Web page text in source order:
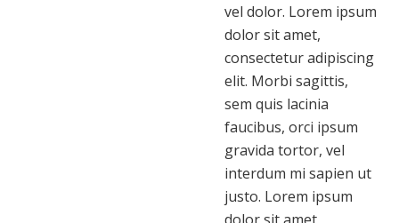
vel dolor. Lorem ipsum
dolor sit amet,
consectetur adipiscing
elit. Morbi sagittis,
sem quis lacinia
faucibus, orci ipsum
gravida tortor, vel
interdum mi sapien ut
justo. Lorem ipsum